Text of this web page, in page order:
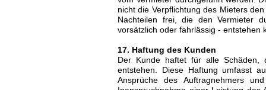
nicht die Verpflichtung des Mieters
Nachteilen frei, die den Vermieter
vorsätzlich oder fahrlässig - entstehen
17. Haftung des Kunden
Der Kunde haftet für alle Schäden,
entstehen. Diese Haftung umfasst
Ansprüche des Auftragnehmers